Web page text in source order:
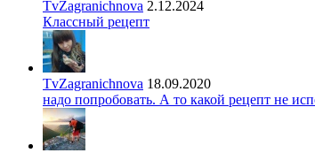
TvZagranichnova 2.12.2024
Классный рецепт
TvZagranichnova 18.09.2020
надо попробовать. А то какой рецепт не